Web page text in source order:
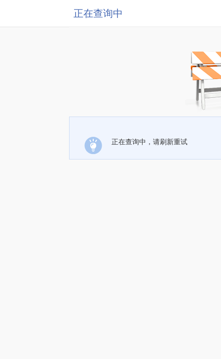
正在查询中
正在查询中，请刷新重试